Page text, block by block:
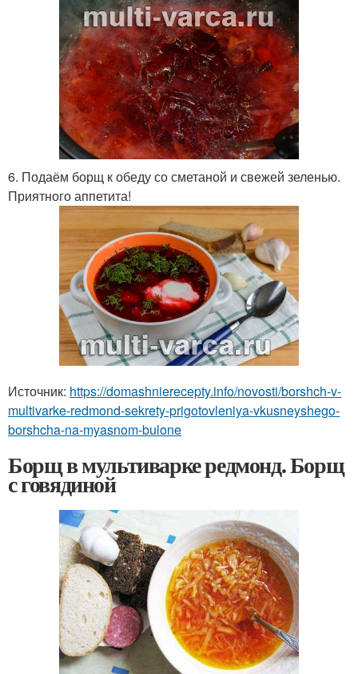
6. Подаём борщ к обеду со сметаной и свежей зеленью.
Приятного аппетита!
Источник: https://domashnierecepty.info/novosti/borshch-v-
multivarke-redmond-sekrety-prigotovleniya-vkusneyshego-
borshcha-na-myasnom-bulone
Борщ в мультиварке редмонд. Борщ
с говядиной